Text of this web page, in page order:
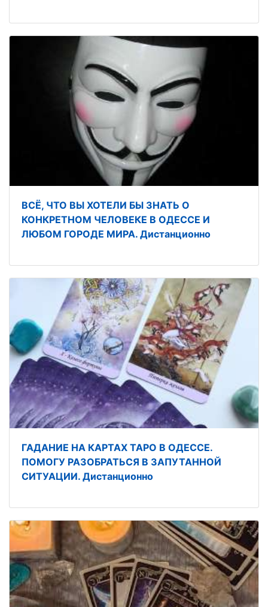
ВСЁ, ЧТО ВЫ ХОТЕЛИ БЫ ЗНАТЬ О
КОНКРЕТНОМ ЧЕЛОВЕКЕ В ОДЕССЕ И
ЛЮБОМ ГОРОДЕ МИРА. Дистанционно
ГАДАНИЕ НА КАРТАХ ТАРО В ОДЕССЕ.
ПОМОГУ РАЗОБРАТЬСЯ В ЗАПУТАННОЙ
СИТУАЦИИ. Дистанционно